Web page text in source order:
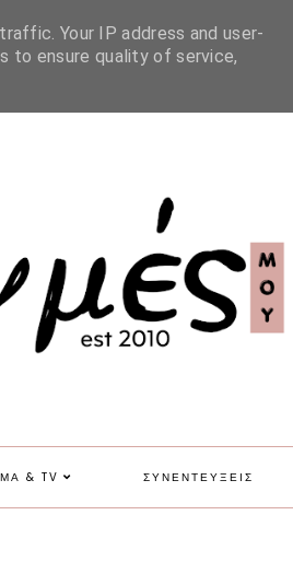
& TV ΣΥΝΕΝΤΕΥΞΕΙΣ
Your IP address and user-
to ensure quality of service,